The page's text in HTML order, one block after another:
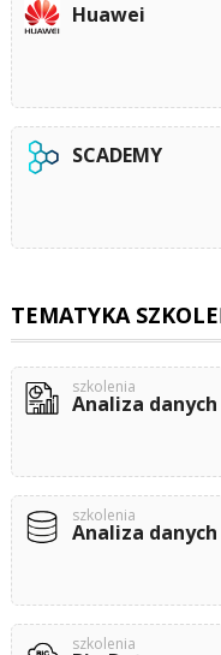
Huawei
SCADEMY
TEMATYKA
szkolenia
Analiza danych
szkolenia
Analiza
szkolenia